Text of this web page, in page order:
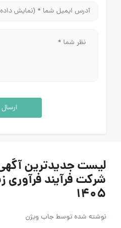
ارسال
لیست جدیدترین
۱۴۰۵
نوشته شده توسطجاب ویژن